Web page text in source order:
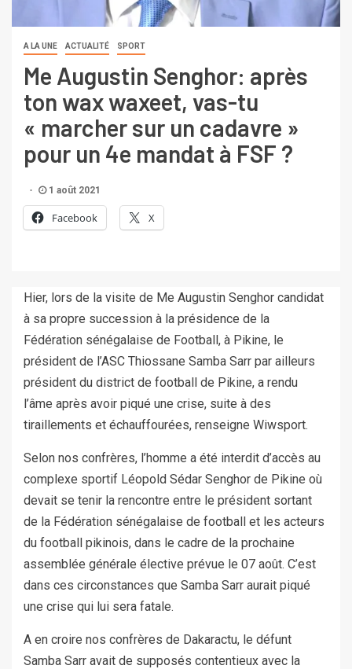
A LA UNE ACTUALITÉ SPORT
Me Augustin Senghor: après
ton wax waxeet, vas-tu
« marcher sur un cadavre »
pour un 4e mandat à FSF ?
1 août 2021
Facebook X
Hier, lors de la visite de Me Augustin Senghor candidat
à sa propre succession à la présidence de la
Fédération sénégalaise de Football, à Pikine, le
président de l’ASC Thiossane Samba Sarr par ailleurs
président du district de football de Pikine, a rendu
l’âme après avoir piqué une crise, suite à des
tiraillements et échauffourées, renseigne Wiwsport.
Selon nos confrères, l’homme a été interdit d’accès au
complexe sportif Léopold Sédar Senghor de Pikine où
devait se tenir la rencontre entre le président sortant
de la Fédération sénégalaise de football et les acteurs
du football pikinois, dans le cadre de la prochaine
assemblée générale élective prévue le 07 août. C’est
dans ces circonstances que Samba Sarr aurait piqué
une crise qui lui sera fatale.
A en croire nos confrères de Dakaractu, le défunt
Samba Sarr avait de supposés contentieux avec la